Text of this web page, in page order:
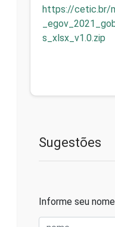
https://cetic.br/
s_xlsx_v1.0.zip
Sugestões
Informe seu nome